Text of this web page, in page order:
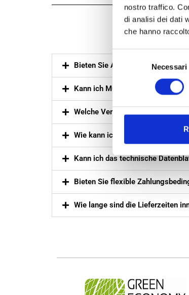
nostro traffico.
di analisi dei dati
che hanno
Selezione
del
consenso
Necessari
Bieten Sie Angebote für
Kann ich Muster von
Welche Verpackungsgrößen sind
Wie kann ich ein Angebot für
Kann ich das technische
Bieten Sie flexible
Wie lange sind die Lieferzeiten